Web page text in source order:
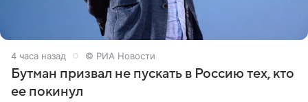
4 часа назад © РИА Новости
Бутман призвал не пускать в Россию тех, кто
ее покинул